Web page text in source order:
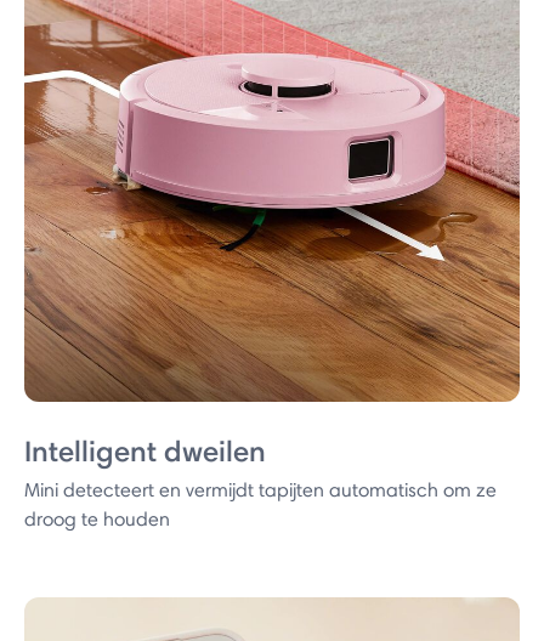
Intelligent dweilen
Mini detecteert en vermijdt tapijten automatisch om ze
droog te houden